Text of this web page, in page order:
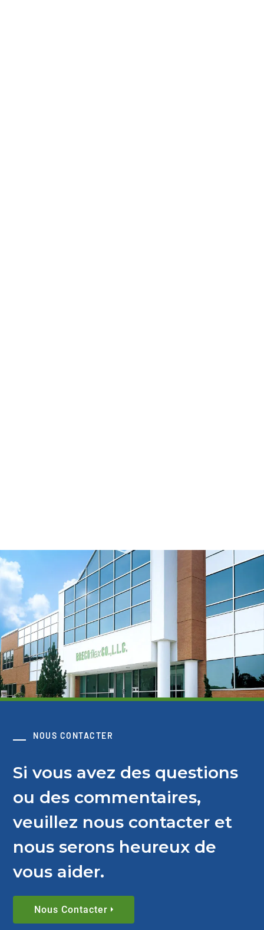
NOUS CONTACTER
Si vous avez des questions
ou des commentaires,
veuillez nous contacter et
nous serons heureux de
vous aider.
Nous Contacter